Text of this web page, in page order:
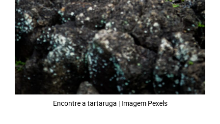
Encontre a tartaruga | Imagem Pexels